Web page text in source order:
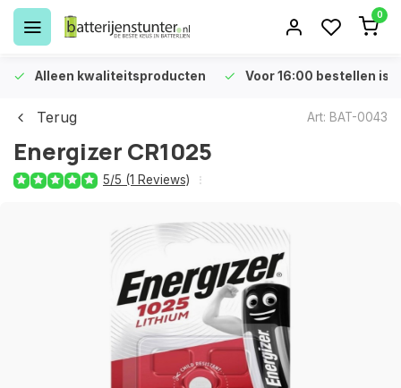
0
Alleen kwaliteitsproducten Voor 16:00 bestellen is
Terug Art: BAT-0043
Energizer CR1025
5/5 (1 Reviews)